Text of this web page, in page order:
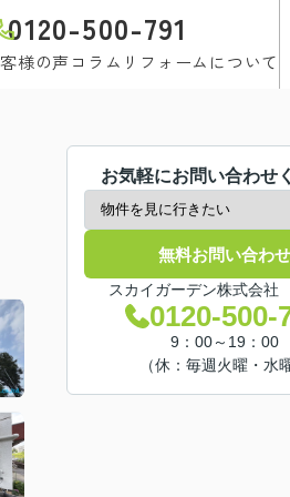
0120-500-791
様の声コラム リフォームについて
お気軽にお問い合わせ
無料お問い合わせ
スカイガーデン株式会
0120-500-
9：00～19：00
（休：毎週火曜・水曜